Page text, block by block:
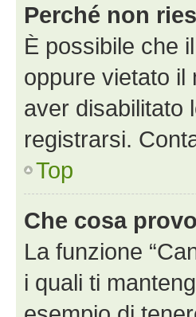
Perché non
È possibile che
oppure vietato il
aver disabilitato
registrarsi.
Top
Che cosa
La funzione
i quali ti